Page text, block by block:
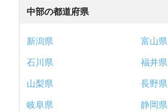
中部の都道府県
新潟県
富山県
石川県
福井県
山梨県
長野県
岐阜県
静岡県